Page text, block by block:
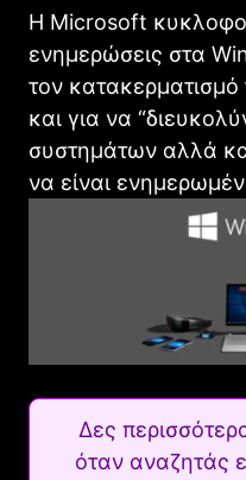
Η Microsoft
ενημερώσεις στα
τον
και για να
συστημάτων αλλά
να είναι
Δες
όταν αναζητάς